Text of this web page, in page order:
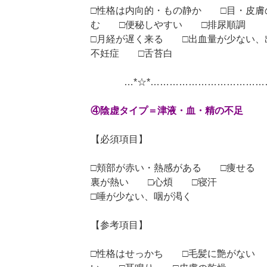
□性格は内向的・もの静か □目・皮
む □便秘しやすい □排尿順調
□月経が遅く来る □出血量が少な
不妊症 □舌苔白
④陰虚タイプ＝津液・血・精の不足
【必須項目】
□頬部が赤い・熱感がある □痩せ
裏が熱い □心煩 □寝汗
□唾が少ない、咽が渇く
【参考項目】
□性格はせっかち □毛髪に艶がな